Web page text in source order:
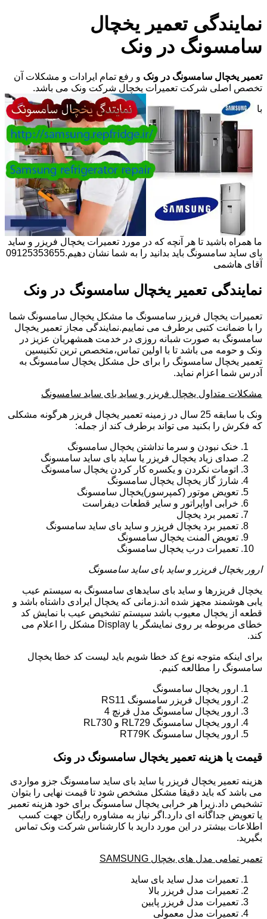
نمایندگی تعمیر یخچال
سامسونگ در ونک
تعمیر یخچال سامسونگ در ونک و رفع تمام ایرادات و مشکلات آن
تخصص اصلی شرکت تعمیرات یخچال شرکت ونک می باشد.
با
ما همراه باشید تا هر آنچه که در مورد تعمیرات یخچال فریزر و ساید
بای ساید سامسونگ باید بدانید را به شما نشان دهیم.09125353655
آقای هاشمی
نمایندگی تعمیر یخچال سامسونگ در ونک
تعمیرات یخچال فریزر سامسونگ ما مشکل یخچال سامسونگ شما
را با ضمانت کتبی برطرف می نماییم.نمایندگی مجاز تعمیر یخچال
سامسونگ به صورت شبانه روزی در خدمت همشهریان عزیز در
ونک و حومه می باشد تا با اولین تماس،متخصص ترین تکنیسین
تعمیر یخچال سامسونگ را برای حل مشکل یخچال سامسونگ به
آدرس شما اعزام نماید.
مشکلات متداول یخچال فریزر و ساید بای ساید سامسونگ
ونک با سابقه 25 سال در زمینه تعمیر یخچال فریزر هرگونه مشکلی
که فکرش را بکنید می تواند برطرف کند از جمله:
خنک نبودن و سرما نداشتن یخچال سامسونگ
صدای زیاد یخچال فریزر یا ساید بای ساید سامسونگ
اتومات نکردن و یکسره کار کردن یخچال سامسونگ
شارژ گاز یخچال یخچال سامسونگ
تعویض موتور (کمپرسور)یخچال سامسونگ
خرابی اواپراتور و سایر قطعات دیفراست
تعمیر برد یخچال
تعمیر برد یخچال فریزر و ساید بای ساید سامسونگ
تعویض المنت یخچال سامسونگ
تعمیرات درب یخچال سامسونگ
ارور یخچال فریزر و ساید بای ساید سامسونگ
یخچال فریزرها و ساید بای سایدهای سامسونگ به سیستم عیب
یابی هوشمند مجهز شده اند.زمانی که یخچال ایرادی داشتاه باشد و
قطعه از یخچال معیوب باشد سیستم تشخیص عیب با نمایش کد
خطای مربوطه بر روی نمایشگر یا Display مشکل را اعلام می
کند.
برای اینکه متوجه نوع کد خطا شویم باید لیست کد خطا یخچال
سامسونگ را مطالعه کنیم.
ارور یخچال سامسونگ
ارور یخچال فریزر سامسونگ RS11
ارور یخچال سامسونگ مدل فرنچ 4
ارور یخچال سامسونگ RL729 و RL730
ارور یخچال سامسونگ RT79K
قیمت یا هزینه تعمیر یخچال سامسونگ در ونک
هزینه تعمیر یخچال فریزر یا ساید بای ساید سامسونگ جزو مواردی
می باشد که باید دقیقا مشکل مشخص شود تا قیمت نهایی را بتوان
تشخیص داد.زیرا هر خرابی یخچال سامسونگ برای خود هزینه تعمیر
یا تعویض جداگانه ای دارد.اگر نیاز به مشاوره رایگان جهت کسب
اطلاعات بیشتر در این مورد دارید با کارشناس شرکت ونک تماس
بگیرید.
تعمیر تمامی مدل های یخچال SAMSUNG
تعمیرات مدل ساید بای ساید
تعمیرات مدل فریزر بالا
تعمیرات مدل فریزر پایین
تعمیرات مدل معمولی